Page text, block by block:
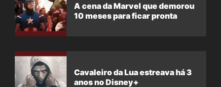
A cena da Marvel que demorou
10 meses para ficar pronta
Cavaleiro da Lua estreava há 3
anos no Disney+